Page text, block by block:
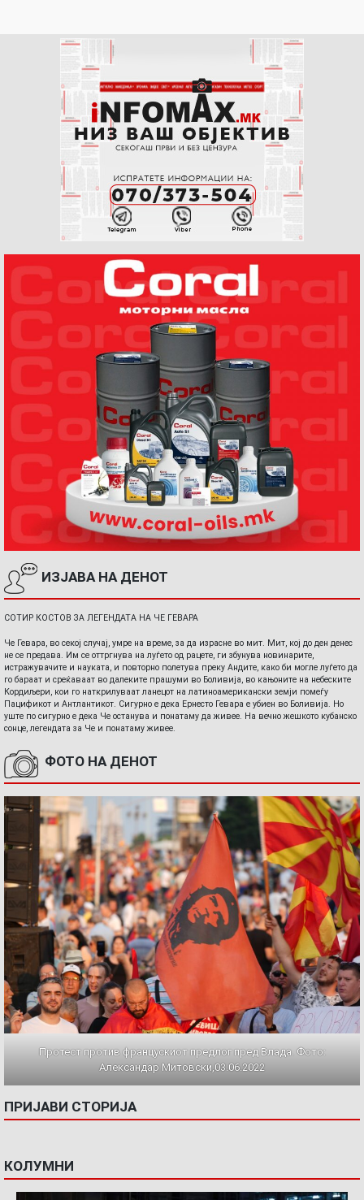
ИЗЈАВА НА ДЕНОТ
СОТИР КОСТОВ ЗА ЛЕГЕНДАТА НА ЧЕ ГЕВАРА
Че Гевара, во секој случај, умре на време, за да израсне во мит. Мит, кој до ден денес
не се предава. Им се оттргнува на луѓето од рацете, ги збунува новинарите,
истражувачите и науката, и повторно полетува преку Андите, како би могле луѓето да
го бараат и среќаваат во далеките прашуми во Боливија, во кањоните на небеските
Кордиљери, кои го наткрилуваат ланецот на латиноамерикански земји помеѓу
Пацификот и Антлантикот. Сигурно е дека Ернесто Гевара е убиен во Боливија. Но
уште по сигурно е дека Че останува и понатаму да живее. На вечно жешкото кубанско
сонце, легендата за Че и понатаму живее.
ФОТО НА ДЕНОТ
Протест против францускиот предлог пред Влада. Фото:
Александар Митовски,03.06.2022
ПРИЈАВИ СТОРИЈА
КОЛУМНИ